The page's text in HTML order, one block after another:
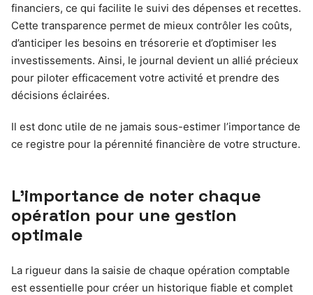
financiers, ce qui facilite le suivi des dépenses et recettes.
Cette transparence permet de mieux contrôler les coûts,
d’anticiper les besoins en trésorerie et d’optimiser les
investissements. Ainsi, le journal devient un allié précieux
pour piloter efficacement votre activité et prendre des
décisions éclairées.
Il est donc utile de ne jamais sous-estimer l’importance de
ce registre pour la pérennité financière de votre structure.
L’importance de noter chaque
opération pour une gestion
optimale
La rigueur dans la saisie de chaque opération comptable
est essentielle pour créer un historique fiable et complet